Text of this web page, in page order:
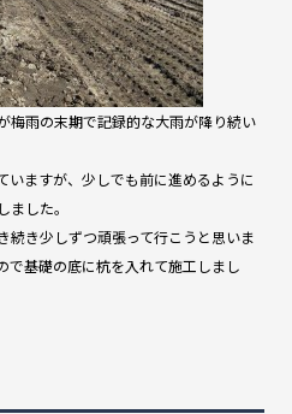
梅雨の末期で記録的な大雨が降り続い
いますが、少しでも前に進めるように
した。
続き少しずつ頑張って行こうと思いま
で基礎の底に杭を入れて施工しまし